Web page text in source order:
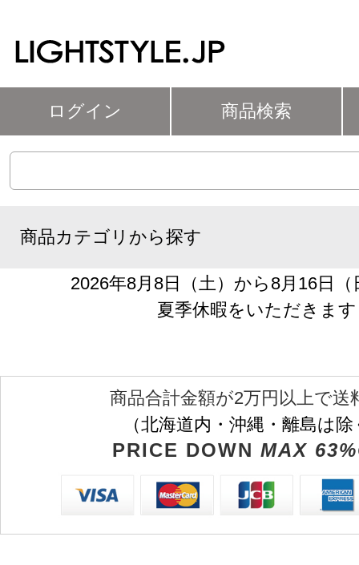
ログイン 商品検索
商品カテゴリから探す
2026年8月8日（土）から8月16日
夏季休暇をいただきます
商品合計金額が2万円以上で送
（北海道内・沖縄・離島は
PRICE DOWN MAX